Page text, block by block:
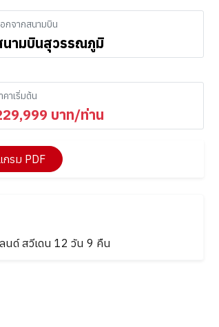
กจากสนามบิน
นามบินสุวรรณภูมิ
คาเริ่มต้น
บาท/ท่าน
กรม PDF
นด์ สวีเดน 12 วัน 9 คืน